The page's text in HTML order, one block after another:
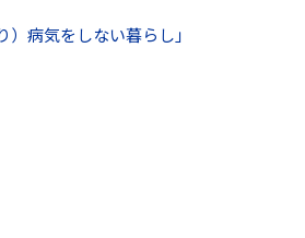
）病気をしない暮らし」